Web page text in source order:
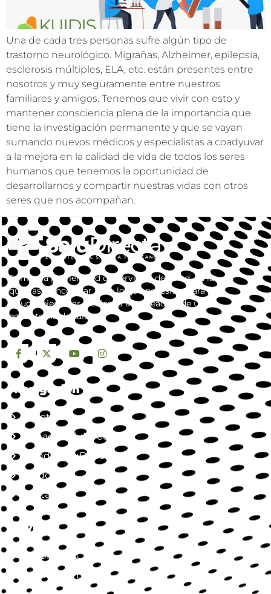
Una de cada tres personas sufre algún tipo de
trastorno neurológico. Migrañas, Alzheimer, epilepsia,
esclerosis múltiples, ELA, etc. están presentes entre
nosotros y muy seguramente entre nuestros
familiares y amigos. Tenemos que vivir con esto y
mantener consciencia plena de la importancia que
tiene la investigación permanente y que se vayan
sumando nuevos médicos y especialistas a coadyuvar
a la mejora en la calidad de vida de todos los seres
humanos que tenemos la oportunidad de
desarrollarnos y compartir nuestras vidas con otros
seres que nos acompañan.
Somos la primera red de servicios de salud, en la
que vas a encontrar todo lo que necesitas para tu
salud y bienestar. dedicada a la creación de un
ecosistema de salud.
Navegación
Nosotros
Jornada SaluDirecta
Mundo SaluDirecta
Aliados
Contacto
Servicios
SaluDirecta Citas
SaluDirecta Lab